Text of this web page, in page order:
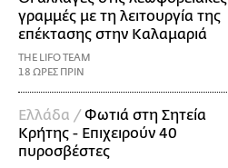
γραμμές με τη λειτουργία της
επέκτασης στην Καλαμαριά
THE LIFO TEAM
18 ΩΡΕΣ ΠΡΙΝ
Ελλάδα / Φωτιά στη Σητεία
Κρήτης - Επιχειρούν 40
πυροσβέστες